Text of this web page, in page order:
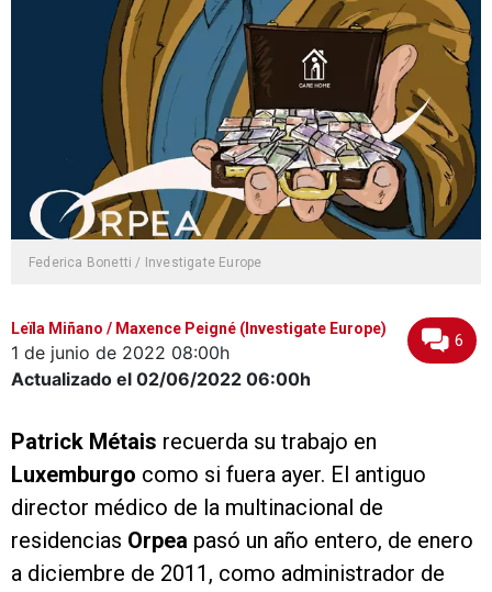
Federica Bonetti / Investigate Europe
Leïla Miñano / Maxence Peigné (Investigate Europe)
1 de junio de 2022 08:00h
Actualizado el 02/06/2022 06:00h
6
Patrick Métais recuerda su trabajo en
Luxemburgo como si fuera ayer. El antiguo
director médico de la multinacional de
residencias Orpea pasó un año entero, de enero
a diciembre de 2011, como administrador de